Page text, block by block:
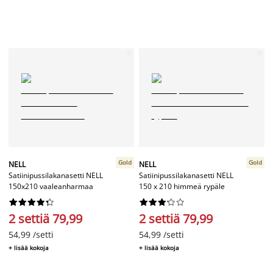
NELL
Satiinipussilakanasetti NELL
150x210 vaaleanharmaa
Gold






2 settiä 79,99
54,99 /setti
+ lisää kokoja
NELL
Satiinipussilakanasetti NELL
150 x 210 himmeä rypäle
Gold






2 settiä 79,99
54,99 /setti
+ lisää kokoja